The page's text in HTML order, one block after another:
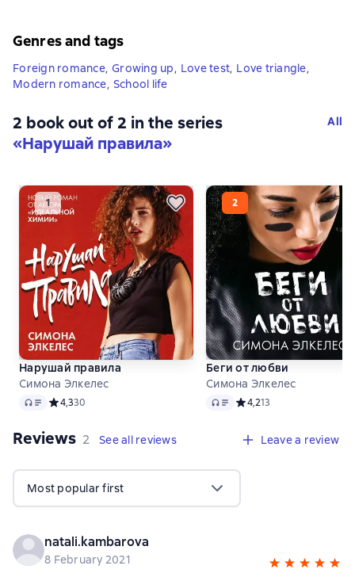
Genres and tags
Foreign romance, Growing up, Love test, Love triangle,
Modern romance, School life
2 book out of 2 in the series
«Нарушай правила»
All
Нарушай правила
Симона Элкелес
Audio Средний рейтинг 4,3 на основе 30 оценок
4,330
Беги от любви
Симона Элкелес
Audio Средний рейтинг 4,2 на
4,213
Reviews 2 reviews
2 See all reviews Leave a review
Most popular first
natali.kambarova
8 February 2021